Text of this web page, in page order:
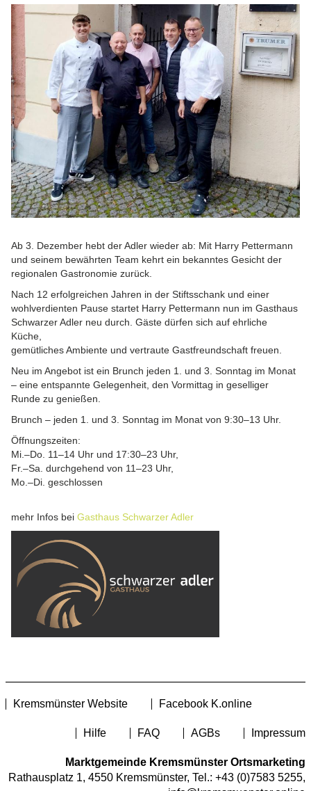
Ab 3. Dezember hebt der Adler wieder ab: Mit Harry Pettermann
und seinem bewährten Team kehrt ein bekanntes Gesicht der
regionalen Gastronomie zurück.
Nach 12 erfolgreichen Jahren in der Stiftsschank und einer
wohlverdienten Pause startet Harry Pettermann nun im Gasthaus
Schwarzer Adler neu durch. Gäste dürfen sich auf ehrliche
Küche,
gemütliches Ambiente und vertraute Gastfreundschaft freuen.
Neu im Angebot ist ein Brunch jeden 1. und 3. Sonntag im Monat
– eine entspannte Gelegenheit, den Vormittag in geselliger
Runde zu genießen.
Brunch – jeden 1. und 3. Sonntag im Monat von 9:30–13 Uhr.
Öffnungszeiten:
Mi.–Do. 11–14 Uhr und 17:30–23 Uhr,
Fr.–Sa. durchgehend von 11–23 Uhr,
Mo.–Di. geschlossen
mehr Infos bei Gasthaus Schwarzer Adler
Kremsmünster Website Facebook K.online
Hilfe FAQ AGBs Impressum
Marktgemeinde Kremsmünster Ortsmarketing
Rathausplatz 1, 4550 Kremsmünster, Tel.: +43 (0)7583 5255,